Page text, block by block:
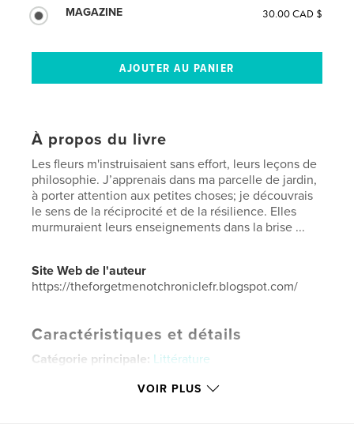
MAGAZINE
30.00 CAD $
À propos du livre
Les fleurs m'instruisaient sans effort, leurs leçons de
philosophie. J’apprenais dans ma parcelle de jardin,
à porter attention aux petites choses; je découvrais
le sens de la réciprocité et de la résilience. Elles
murmuraient leurs enseignements dans la brise ...
Site Web de l'auteur
https://theforgetmenotchroniclefr.blogspot.com/
Caractéristiques et détails
Catégorie principale: Littérature
Catégories supplémentaires Beaux-arts
VOIR PLUS